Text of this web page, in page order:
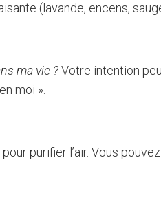
(lavande, encens,
ma vie ?Votre intention
moi ».
purifier l’air. Vous